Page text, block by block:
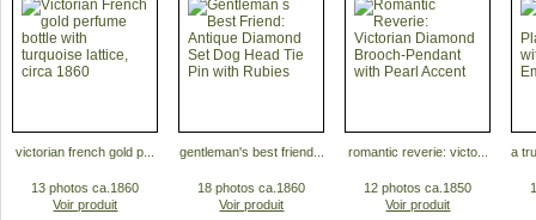
victorian french gold p...
13 photos ca.1860
Voir produit
gentleman's best friend...
18 photos ca.1860
Voir produit
romantic reverie: victo...
12 photos ca.1850
Voir produit
a